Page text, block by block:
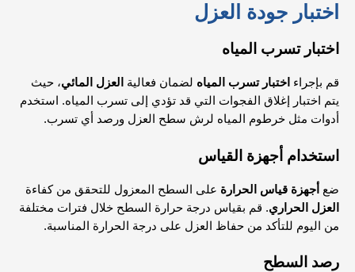
اختبار جودة العزل
اختبار تسرب المياه
قم بإجراء اختبار تسرب المياه لضمان فعالية العزل المائي، حيث
يتم اختبار إغلاق الفجوات التي قد تؤدي إلى تسرب المياه. استخدم
أدوات مثل خرطوم المياه لرش سطح العزل ورصد أي تسرب.
استخدام أجهزة القياس
ضع أجهزة قياس الحرارة على السطح المعزول للتحقق من كفاءة
العزل الحراري. قم بقياس درجة حرارة السطح خلال فترات مختلفة
من اليوم للتأكد من حفاظ العزل على درجة الحرارة المناسبة.
رصد السطح